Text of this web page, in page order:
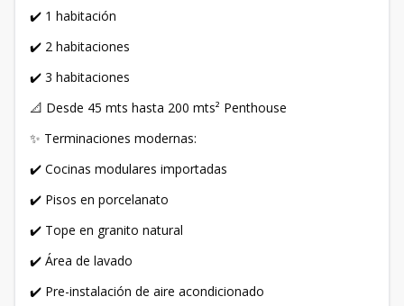
✔️ 1 habitación
✔️ 2 habitaciones
✔️ 3 habitaciones
📐 Desde 45 mts hasta 200 mts² Penthouse
✨ Terminaciones modernas:
✔️ Cocinas modulares importadas
✔️ Pisos en porcelanato
✔️ Tope en granito natural
✔️ Área de lavado
✔️ Pre-instalación de aire acondicionado